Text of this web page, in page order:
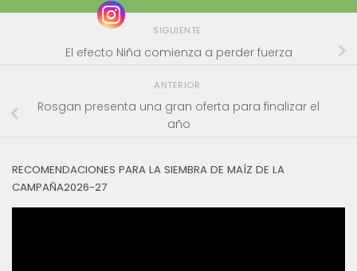
SIGUIENTE
El efecto Niña comienza a perder fuerza
ANTERIOR
Rosgan presenta una gran oferta para finalizar el
año
RECOMENDACIONES PARA LA SIEMBRA DE MAÍZ DE LA
CAMPAÑA2026-27